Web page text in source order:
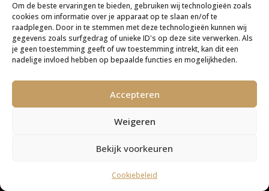
Om de beste ervaringen te bieden, gebruiken wij technologieën zoals
cookies om informatie over je apparaat op te slaan en/of te
raadplegen. Door in te stemmen met deze technologieën kunnen wij
gegevens zoals surfgedrag of unieke ID's op deze site verwerken. Als
je geen toestemming geeft of uw toestemming intrekt, kan dit een
nadelige invloed hebben op bepaalde functies en mogelijkheden.
Accepteren
Weigeren
Bekijk voorkeuren
Cookiebeleid